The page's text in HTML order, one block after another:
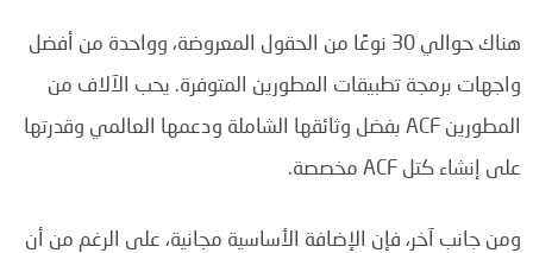
هناك حوالي 30 نوعًا من الحقول المعروضة، وواحدة من أفضل
واجهات برمجة تطبيقات المطورين المتوفرة. يحب الآلاف من
المطورين ACF بفضل وثائقها الشاملة ودعمها العالمي وقدرتها
على إنشاء كتل ACF مخصصة.
ومن جانب آخر، فإن الإضافة الأساسية مجانية، على الرغم من أن